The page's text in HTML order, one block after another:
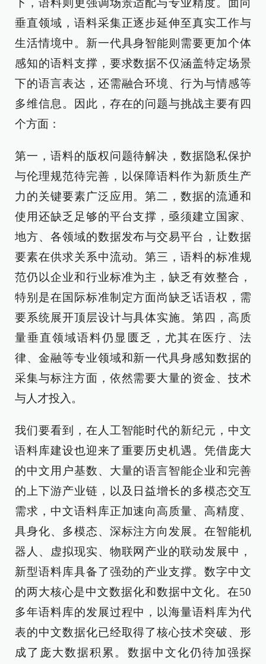
下，语料则更强调场景适配与专业精度。面向
垂直领域，语料采集正逐步延伸至真实工作与
生活情境中。新一代具身智能则需要更加个体
感知的语料支撑，要求数据不仅涵盖特定场景
下的语言表达，还需融合环境、行为与情感等
多维信息。因此，存在的问题与挑战主要有四
个方面：
第一，语料的版权问题待解决，数据隐私保护
与伦理规范待完善，以保障语料作为新质生产
力的关键要素广泛应用。第二，数据的流通和
使用还缺乏足够的平台支撑，亟须建立国家、
地方、各领域的数据发布与交易平台，让数据
要素在供求关系中流动。第三，语料的标准规
范仍以企业和行业标准为主，缺乏有效整合，
特别是在国际标准制定方面尚缺乏话语权，需
要系统展开顶层设计与具体实施。第四，高质
量垂直领域语料仍显匮乏，尤其在医疗、法
律、金融等专业领域和新一代具身感知数据的
采集与标注方面，依然需要大量的资金、技术
与人才投入。
我们要看到，在人工智能时代的新纪元，中文
语料库建设也迎来了重要历史机遇。凭借庞大
的中文用户基数、大量的语言智能企业和完善
的上下游产业链，以及日益增长的多模态交互
需求，中文语料库正加速向高质量、高精度、
具身化、多模态、深标注方向发展。在智能机
器人、虚拟现实、物联网产业的联动发展中，
新型语料库具备了强劲的产业支撑。数字中文
的两大核心是中文数据化和数据中文化。在50
多年语料库的发展过程中，以海量语料库为代
表的中文数据化已经取得了核心技术突破、形
成了庞大数据积累。数据中文化仍待加强探